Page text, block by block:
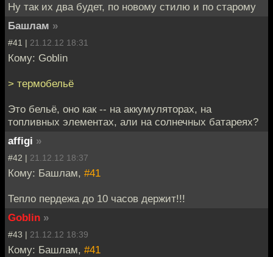
Ну так их два будет, по новому стилю и по старому
Башлам »
#41 | 21.12.12 18:31
Кому: Goblin
> термобельё
Это бельё, оно как -- на аккумуляторах, на
топливных элементах, али на солнечных батареях?
affigi »
#42 | 21.12.12 18:37
Кому: Башлам, #41
Тепло пердежа до 10 часов держит!!!
Goblin »
#43 | 21.12.12 18:39
Кому: Башлам, #41